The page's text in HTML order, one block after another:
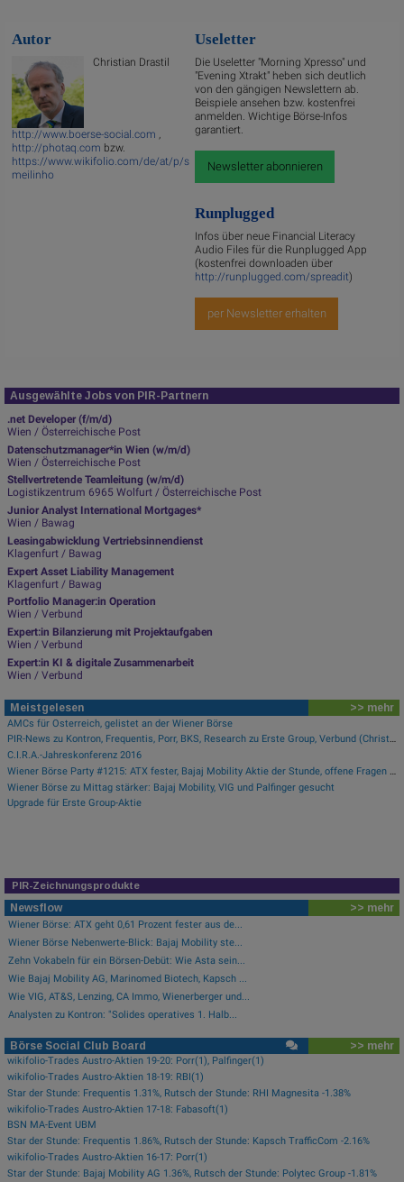
Autor
Christian Drastil
http://www.boerse-social.com ,
http://photaq.com bzw.
https://www.wikifolio.com/de/at/p/s
meilinho
Useletter
Die Useletter "Morning Xpresso" und
"Evening Xtrakt" heben sich deutlich
von den gängigen Newslettern ab.
Beispiele ansehen bzw. kostenfrei
anmelden. Wichtige Börse-Infos
garantiert.
Newsletter abonnieren
Runplugged
Infos über neue Financial Literacy
Audio Files für die Runplugged App
(kostenfrei downloaden über
http://runplugged.com/spreadit)
per Newsletter erhalten
Ausgewählte Jobs von PIR-Partnern
.net Developer (f/m/d)
Wien / Österreichische Post
Datenschutzmanager*in Wien (w/m/d)
Wien / Österreichische Post
Stellvertretende Teamleitung (w/m/d)
Logistikzentrum 6965 Wolfurt / Österreichische Post
Junior Analyst International Mortgages*
Wien / Bawag
Leasingabwicklung Vertriebsinnendienst
Klagenfurt / Bawag
Expert Asset Liability Management
Klagenfurt / Bawag
Portfolio Manager:in Operation
Wien / Verbund
Expert:in Bilanzierung mit Projektaufgaben
Wien / Verbund
Expert:in KI & digitale Zusammenarbeit
Wien / Verbund
Meistgelesen >> mehr
AMCs für Österreich, gelistet an der Wiener Börse
PIR-News zu Kontron, Frequentis, Porr, BKS, Research zu Erste Group, Verbund (Christine Petzwinkler)
C.I.R.A.-Jahreskonferenz 2016
Wiener Börse Party #1215: ATX fester, Bajaj Mobility Aktie der Stunde, offene Fragen bei Fitgroup
Wiener Börse zu Mittag stärker: Bajaj Mobility, VIG und Palfinger gesucht
Upgrade für Erste Group-Aktie
PIR-Zeichnungsprodukte
Newsflow >> mehr
Wiener Börse: ATX geht 0,61 Prozent fester aus de...
Wiener Börse Nebenwerte-Blick: Bajaj Mobility ste...
Zehn Vokabeln für ein Börsen-Debüt: Wie Asta sein...
Wie Bajaj Mobility AG, Marinomed Biotech, Kapsch ...
Wie VIG, AT&S, Lenzing, CA Immo, Wienerberger und...
Analysten zu Kontron: "Solides operatives 1. Halb...
Börse Social Club Board >> mehr
wikifolio-Trades Austro-Aktien 19-20: Porr(1), Palfinger(1)
wikifolio-Trades Austro-Aktien 18-19: RBI(1)
Star der Stunde: Frequentis 1.31%, Rutsch der Stunde: RHI Magnesita -1.38%
wikifolio-Trades Austro-Aktien 17-18: Fabasoft(1)
BSN MA-Event UBM
Star der Stunde: Frequentis 1.86%, Rutsch der Stunde: Kapsch TrafficCom -2.16%
wikifolio-Trades Austro-Aktien 16-17: Porr(1)
Star der Stunde: Bajaj Mobility AG 1.36%, Rutsch der Stunde: Polytec Group -1.81%